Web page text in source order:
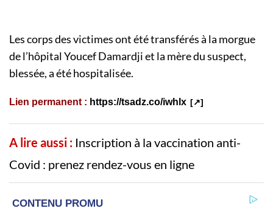
Les corps des victimes ont été transférés à la morgue
de l’hôpital Youcef Damardji et la mère du suspect,
blessée, a été hospitalisée.
Lien permanent : https://tsadz.co/iwhlx
A lire aussi : Inscription à la vaccination anti-
Covid : prenez rendez-vous en ligne